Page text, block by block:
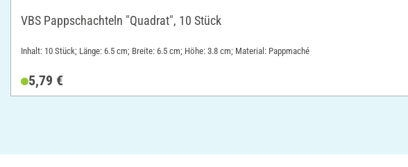
VBS Pappschachteln "Quadrat", 10 Stück
Inhalt: 10 Stück; Länge: 6.5 cm; Breite: 6.5 cm; Höhe: 3.8 cm; Material: Pappmaché
5,79 €